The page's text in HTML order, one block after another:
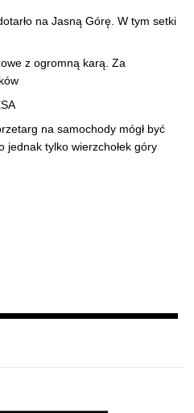
na Jasną Górę. W tym setki
z ogromną karą. Za
na samochody mógł być
jednak tylko wierzchołek góry